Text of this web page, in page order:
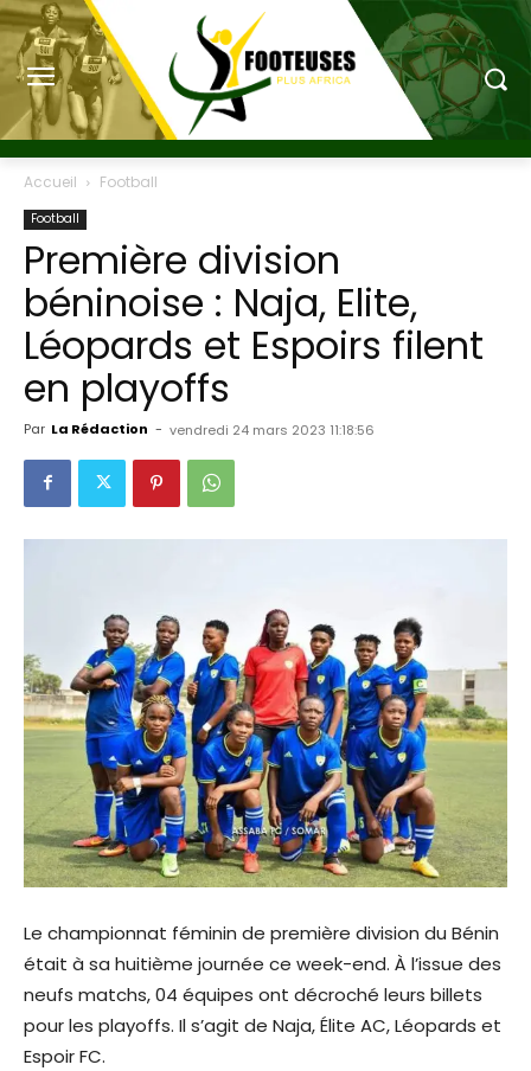
Accueil Football
Football
Première division
béninoise : Naja, Elite,
Léopards et Espoirs filent
en playoffs
Par La Rédaction - vendredi 24 mars 2023 11:18:56
Le championnat féminin de première division du Bénin
était à sa huitième journée ce week-end. À l’issue des
neufs matchs, 04 équipes ont décroché leurs billets
pour les playoffs. Il s’agit de Naja, Élite AC, Léopards et
Espoir FC.